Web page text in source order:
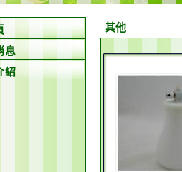
其他
息
紹